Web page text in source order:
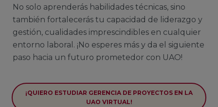
No solo aprenderás habilidades técnicas, sino
también fortalecerás tu capacidad de liderazgo y
gestión, cualidades imprescindibles en cualquier
entorno laboral. ¡No esperes más y da el siguiente
paso hacia un futuro prometedor con UAO!
¡QUIERO ESTUDIAR GERENCIA DE PROYECTOS EN LA
UAO VIRTUAL!